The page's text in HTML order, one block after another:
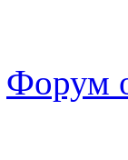
Форум